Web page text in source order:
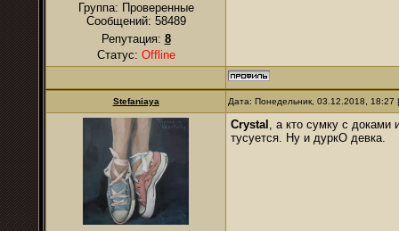
Группа: Проверенные
Сообщений: 58489
Репутация: 8
Статус: Offline
Stefaniaya Дата: Понедельник, 03.12.2018,
Crystal , а кто сумку с доками
тусуется. Ну и дуркО девка.